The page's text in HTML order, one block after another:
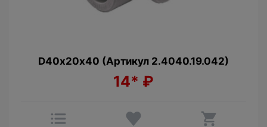
D40х20х40 (Артикул 2.4040.19.042)
14* ₽